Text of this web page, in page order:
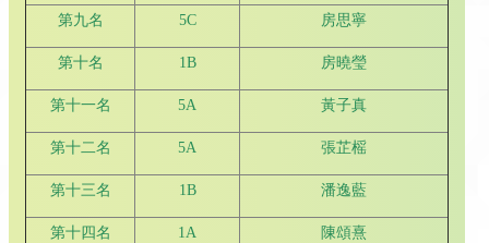
第九名 5C 房思寧
第十名 1B 房曉瑩
第十一名 5A 黃子真
第十二名 5A 張芷榣
第十三名 1B 潘逸藍
第十四名 1A 陳頌熹